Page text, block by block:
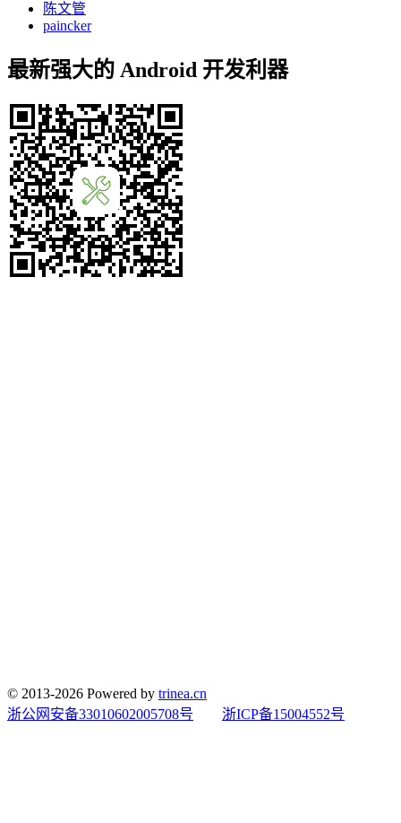
陈文管
paincker
最新强大的 Android 开发利器
© 2013-2026 Powered by trinea.cn
浙公网安备33010602005708号
浙ICP备15004552号